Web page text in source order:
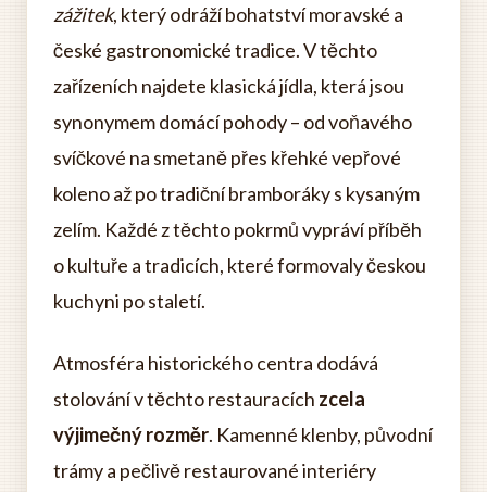
zážitek, který odráží bohatství moravské a
české gastronomické tradice. V těchto
zařízeních najdete klasická jídla, která jsou
synonymem domácí pohody – od voňavého
svíčkové na smetaně přes křehké vepřové
koleno až po tradiční bramboráky s kysaným
zelím. Každé z těchto pokrmů vypráví příběh
o kultuře a tradicích, které formovaly českou
kuchyni po staletí.
Atmosféra historického centra dodává
stolování v těchto restauracích zcela
výjimečný rozměr. Kamenné klenby, původní
trámy a pečlivě restaurované interiéry